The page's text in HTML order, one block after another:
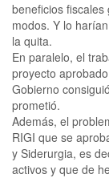
beneficios
modos. Y lo
la quita.
En paralelo, el
proyecto
Gobierno
prometió.
Además, el
RIGI que se
y Siderurgia, es
activos y que de